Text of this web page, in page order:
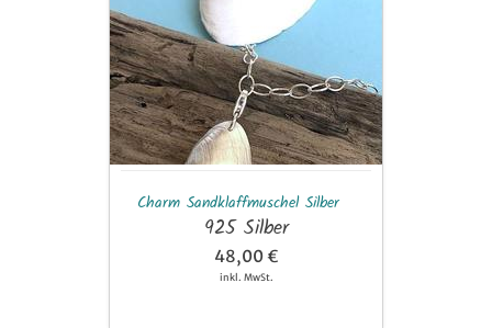
Sandklaffmuschel
Silber
Charm Sandklaffmuschel Silber
925 Silber
48,00 €
inkl. MwSt.